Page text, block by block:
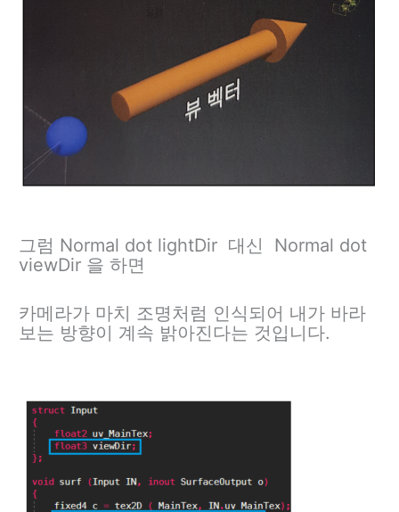
그럼 Normal dot lightDir 대신 Normal dot
viewDir 을 하면
카메라가 마치 조명처럼 인식되어 내가 바라
보는 방향이 계속 밝아진다는 것입니다.